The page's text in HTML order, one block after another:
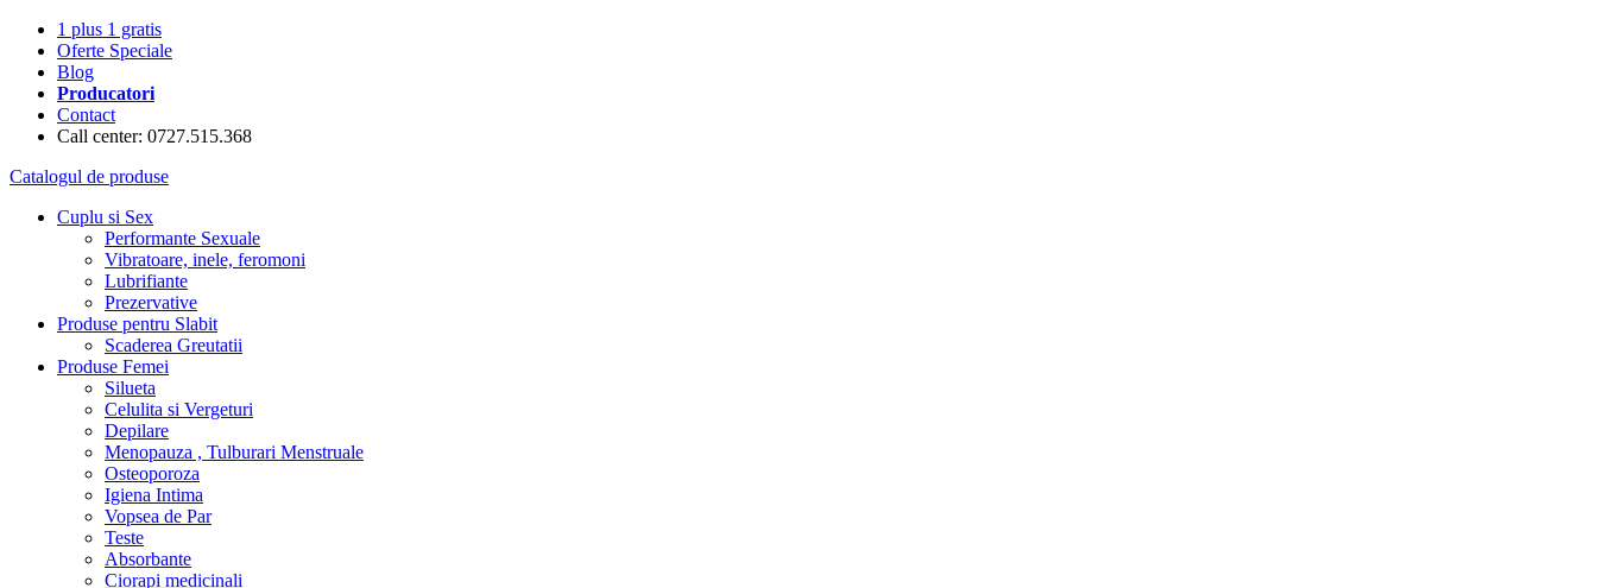
1 plus 1 gratis
Oferte Speciale
Blog
Producatori
Contact
Call center: 0727.515.368
Catalogul de produse
Cuplu si Sex
Performante Sexuale
Vibratoare, inele, feromoni
Lubrifiante
Prezervative
Produse pentru Slabit
Scaderea Greutatii
Produse Femei
Silueta
Celulita si Vergeturi
Depilare
Menopauza , Tulburari Menstruale
Osteoporoza
Igiena Intima
Vopsea de Par
Teste
Absorbante
Ciorapi medicinali